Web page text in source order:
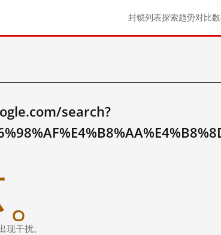
封锁列表探索趋势对比
search?
干扰。